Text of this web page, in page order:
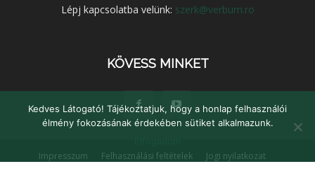
Lépj kapcsolatba velünk: szerk@verbum.ro
KÖVESS MINKET
Impresszum Felhasználási feltételek
Jogi nyilatkozat
Kedves Látogató! Tájékoztatjuk, hogy a honlap felhasználói
élmény fokozásának érdekében sütiket alkalmazunk.